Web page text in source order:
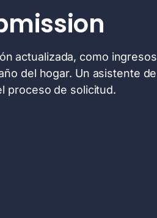
actualizada, como ingresos
del hogar. Un asistente de
proceso de solicitud.